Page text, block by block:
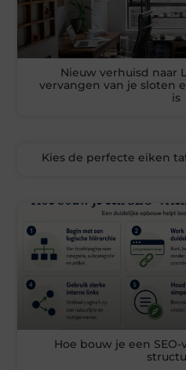
Nieuw verhuisd naar
vervangen van je sloten
is
Kies de perfecte eiken
Hoe bouw je een